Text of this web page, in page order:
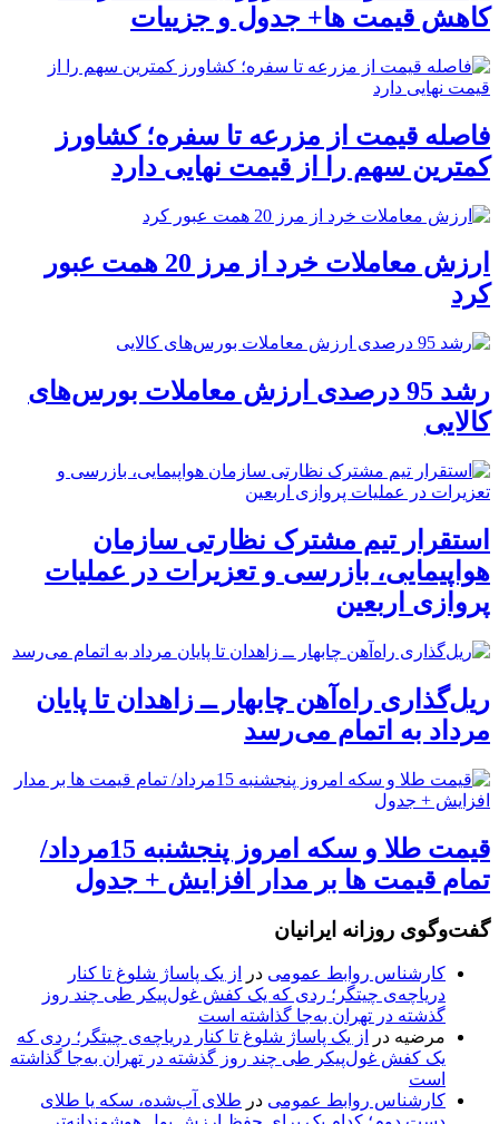
کاهش قیمت ها+ جدول و جزییات
فاصله قیمت از مزرعه تا سفره؛ کشاورز
کمترین سهم را از قیمت نهایی دارد
ارزش معاملات خرد از مرز 20 همت عبور
کرد
رشد 95 درصدی ارزش معاملات بورس‌های
کالایی
استقرار تیم مشترک نظارتی سازمان
هواپیمایی، بازرسی و تعزیرات در عملیات
پروازی اربعین
ریل‌گذاری راه‌آهن چابهار ــ زاهدان تا پایان
مرداد به اتمام می‌رسد
قیمت طلا و سکه امروز پنجشنبه 15مرداد/
تمام قیمت ها بر مدار افزایش + جدول
گفت‌وگوی روزانه ایرانیان
کارشناس روابط عمومی در
از یک پاساژ شلوغ تا کنار
دریاچه‌ی چیتگر؛ ردی که یک کفش غول‌پیکر طی چند روز
گذشته در تهران به‌جا گذاشته است
مرضیه در
از یک پاساژ شلوغ تا کنار دریاچه‌ی چیتگر؛ ردی که
یک کفش غول‌پیکر طی چند روز گذشته در تهران به‌جا گذاشته
است
کارشناس روابط عمومی در طلای آب‌شده، سکه یا طلای